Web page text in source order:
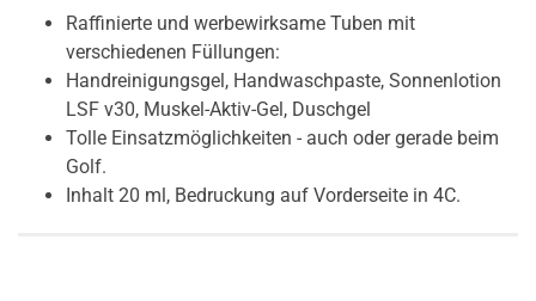
Raffinierte und werbewirksame Tuben mit
verschiedenen Füllungen:
Handreinigungsgel, Handwaschpaste, Sonnenlotion
LSF v30, Muskel-Aktiv-Gel, Duschgel
Tolle Einsatzmöglichkeiten - auch oder gerade beim
Golf.
Inhalt 20 ml, Bedruckung auf Vorderseite in 4C.